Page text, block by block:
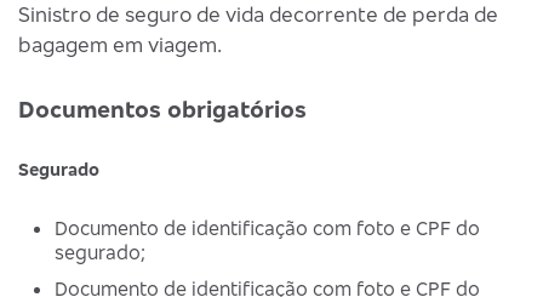
Sinistro de seguro de vida decorrente de perda de
bagagem em viagem.
Documentos obrigatórios
Segurado
Documento de identificação com foto e CPF do
segurado;
Documento de identificação com foto e CPF do